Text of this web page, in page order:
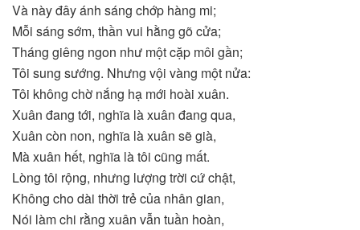
Và này đây ánh sáng chớp hàng mi;
Mỗi sáng sớm, thần vui hằng gõ cửa;
Tháng giêng ngon như một cặp môi gần;
Tôi sung sướng. Nhưng vội vàng một nửa:
Tôi không chờ nắng hạ mới hoài xuân.
Xuân đang tới, nghĩa là xuân đang qua,
Xuân còn non, nghĩa là xuân sẽ già,
Mà xuân hết, nghĩa là tôi cũng mất.
Lòng tôi rộng, nhưng lượng trời cứ chật,
Không cho dài thời trẻ của nhân gian,
Nói làm chi rằng xuân vẫn tuần hoàn,